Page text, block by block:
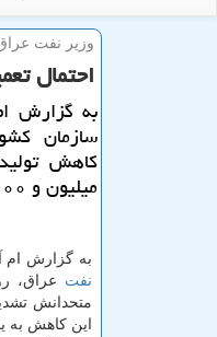
وزیر نفت
احتمال
به گزارش
سازمان
كاهش
میلیون و ۶۰۰ هزار بشكه در روز برسانند.
به گزارش ام
نفت عراق، روز
این كاهش به یك میلیون و ۶۰۰ هزار